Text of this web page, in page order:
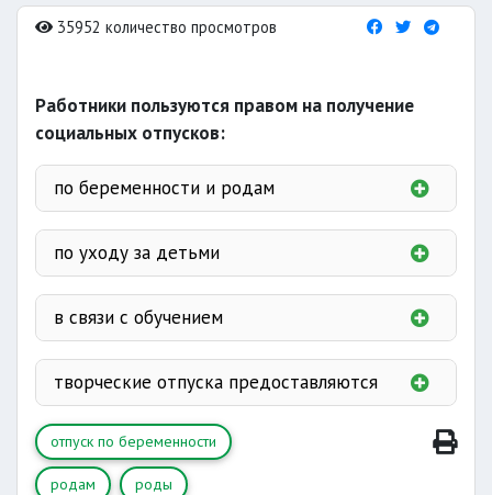
35952 количество просмотров
Работники пользуются правом на получение
социальных отпусков:
по беременности и родам
по уходу за детьми
2 лет
дополнительный отпуск без сохранения
заработной платы
в связи с обучением
работникам
без отрыва от
производства
одного свободного дня от работы
творческие отпуска предоставляются
3 месяцев
кандидатской диссертации
отпуск по беременности
родам роды